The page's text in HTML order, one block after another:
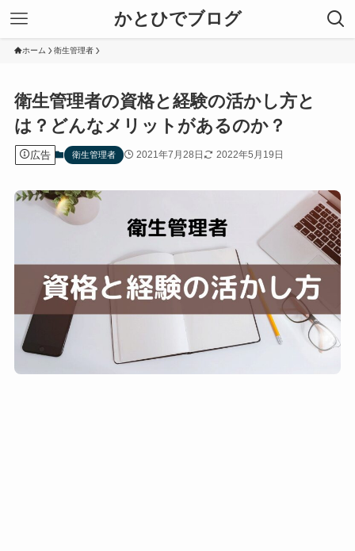
かとひでブログ
ホーム 衛生管理者
衛生管理者の資格と経験の活かし方と
は？どんなメリットがあるのか？
広告 衛生管理者 2021年7月28日 2022年5月19日